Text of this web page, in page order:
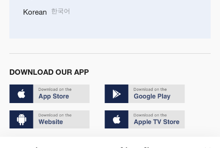
Korean 한국어
DOWNLOAD OUR APP